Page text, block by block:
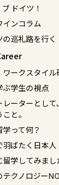
ドイツ！
インコラム
の巡礼路を行く
ワークスタイル
ぶ学生の視点
レーターとし
と。
って何？
羽ばたく日本人
留学してみま
テクノロジー